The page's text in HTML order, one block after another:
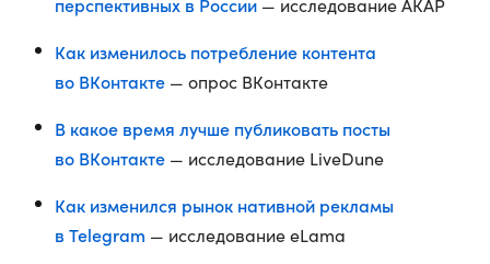
— исследование АКАР
Как изменилось потребление контента
во ВКонтакте — опрос ВКонтакте
В какое время лучше публиковать посты
во ВКонтакте — исследование LiveDune
Как изменился рынок нативной рекламы
в Telegram — исследование eLama